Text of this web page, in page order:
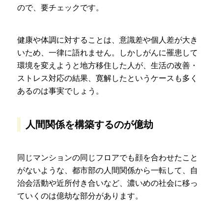
ので、要チェックです。
健康や体調に対することは、意識差や個人差が大き
いため、一律に語れません。しかしがんに罹患して
環境を変えようと地方移住した人が、生活の改善・
ストレス対応の結果、寛解したというケースも多く
あるのは事実でしょう。
人間関係を構築するのが億劫
同じマンションの同じフロアでも顔を合わせたこと
がないような、都市部の人間関係から一転して、自
治会活動や近所付き合いなど、濃いめの社会に移っ
ていくのは億劫な部分があります。